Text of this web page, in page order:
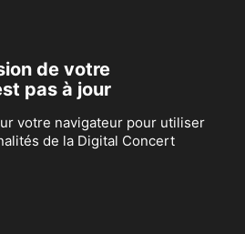
de votre
pas à jour
votre navigateur pour utiliser
de la Digital Concert